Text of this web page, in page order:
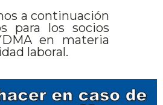
a continuación
para los socios
en materia
laboral.